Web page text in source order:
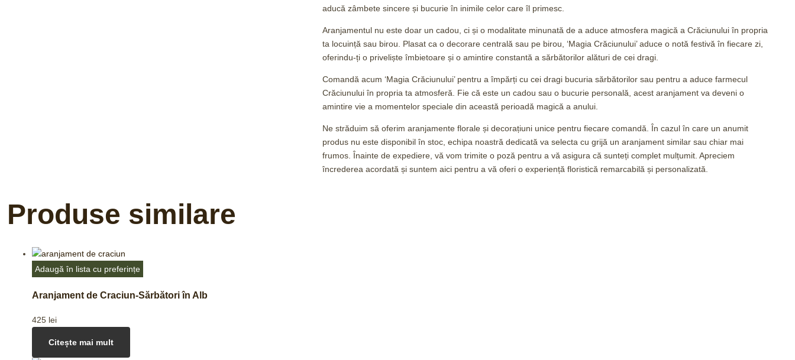
aducă zâmbete sincere și bucurie în inimile celor care îl primesc.
Aranjamentul nu este doar un cadou, ci și o modalitate minunată de a aduce atmosfera magică a Crăciunului în propria
ta locuință sau birou. Plasat ca o decorare centrală sau pe birou, ‘Magia Crăciunului’ aduce o notă festivă în fiecare zi,
oferindu-ți o priveliște îmbietoare și o amintire constantă a sărbătorilor alături de cei dragi.
Comandă acum ‘Magia Crăciunului’ pentru a împărți cu cei dragi bucuria sărbătorilor sau pentru a aduce farmecul
Crăciunului în propria ta atmosferă. Fie că este un cadou sau o bucurie personală, acest aranjament va deveni o
amintire vie a momentelor speciale din această perioadă magică a anului.
Ne străduim să oferim aranjamente florale și decorațiuni unice pentru fiecare comandă. În cazul în care un anumit
produs nu este disponibil în stoc, echipa noastră dedicată va selecta cu grijă un aranjament similar sau chiar mai
frumos. Înainte de expediere, vă vom trimite o poză pentru a vă asigura că sunteți complet mulțumit. Apreciem
încrederea acordată și suntem aici pentru a vă oferi o experiență floristică remarcabilă și personalizată.
Produse similare
Adaugă în lista cu preferințe
Aranjament de Craciun-Sărbători în Alb
425 lei
Citește mai mult